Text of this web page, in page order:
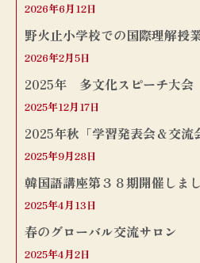
2026年6月12日
野火止小学校での国際理解授
2026年2月5日
2025年 多文化スピーチ大会
2025年12月17日
2025年秋「学習発表会＆交流
2025年9月28日
韓国語講座第３８期開催しまし
2025年4月13日
春のグローバル交流サロン
2025年4月2日